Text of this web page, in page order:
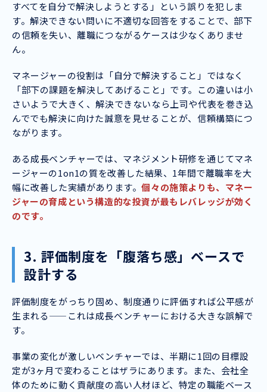
すべてを自分で解決しようとする」という誤りを犯しま
す。解決できない問いに不適切な回答をすることで、部下
の信頼を失い、離職につながるケースは少なくありませ
ん。
マネージャーの役割は「自分で解決すること」ではなく
「部下の課題を解決してあげること」です。この違いは小
さいようで大きく、解決できないなら上司や代表を巻き込
んででも解決に向けた誠意を見せることが、信頼構築につ
ながります。
ある成長ベンチャーでは、マネジメント研修を通じてマネ
ージャーの1on1の質を改善した結果、1年間で離職率を大
幅に改善した実績があります。個々の施策よりも、マネー
ジャーの育成という構造的な投資が最もレバレッジが効く
のです。
3. 評価制度を「腹落ち感」ベースで
設計する
評価制度をがっちり固め、制度通りに評価すれば公平感が
生まれる——これは成長ベンチャーにおける大きな誤解で
す。
事業の変化が激しいベンチャーでは、半期に1回の目標設
定が3ヶ月で変わることはザラにあります。また、会社全
体のために動く貢献度の高い人材ほど、特定の職能ベース